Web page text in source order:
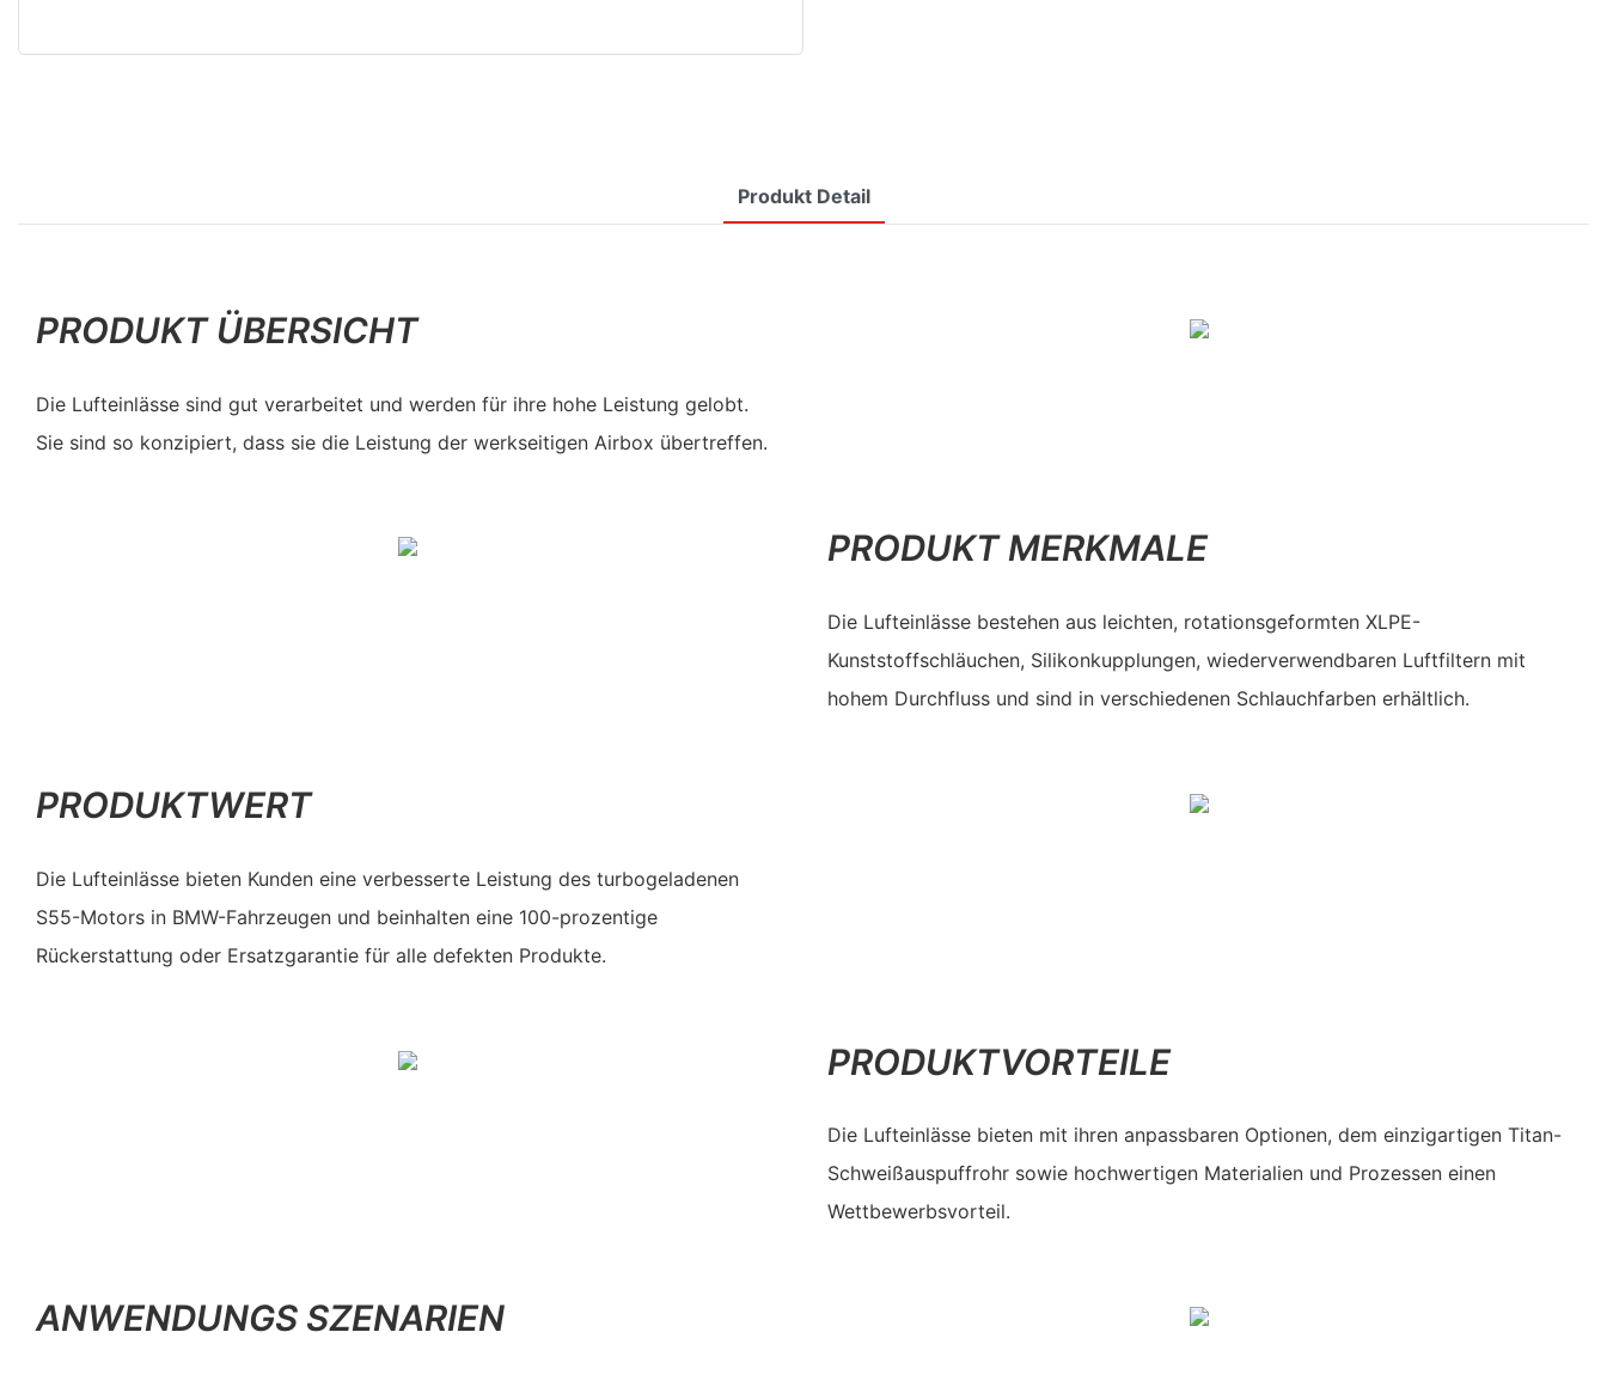
Produkt Detail
PRODUKT ÜBERSICHT
Die Lufteinlässe sind gut verarbeitet und werden für ihre hohe Leistung gelobt.
Sie sind so konzipiert, dass sie die Leistung der werkseitigen Airbox übertreffen.
PRODUKT MERKMALE
Die Lufteinlässe bestehen aus leichten, rotationsgeformten XLPE-
Kunststoffschläuchen, Silikonkupplungen, wiederverwendbaren Luftfiltern mit
hohem Durchfluss und sind in verschiedenen Schlauchfarben erhältlich.
PRODUKTWERT
Die Lufteinlässe bieten Kunden eine verbesserte Leistung des turbogeladenen
S55-Motors in BMW-Fahrzeugen und beinhalten eine 100-prozentige
Rückerstattung oder Ersatzgarantie für alle defekten Produkte.
PRODUKTVORTEILE
Die Lufteinlässe bieten mit ihren anpassbaren Optionen, dem einzigartigen Titan-
Schweißauspuffrohr sowie hochwertigen Materialien und Prozessen einen
Wettbewerbsvorteil.
ANWENDUNGS SZENARIEN